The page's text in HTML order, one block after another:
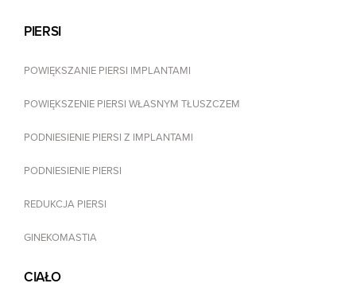
PIERSI
POWIĘKSZANIE PIERSI IMPLANTAMI
POWIĘKSZENIE PIERSI WŁASNYM TŁUSZCZEM
PODNIESIENIE PIERSI Z IMPLANTAMI
PODNIESIENIE PIERSI
REDUKCJA PIERSI
GINEKOMASTIA
CIAŁO